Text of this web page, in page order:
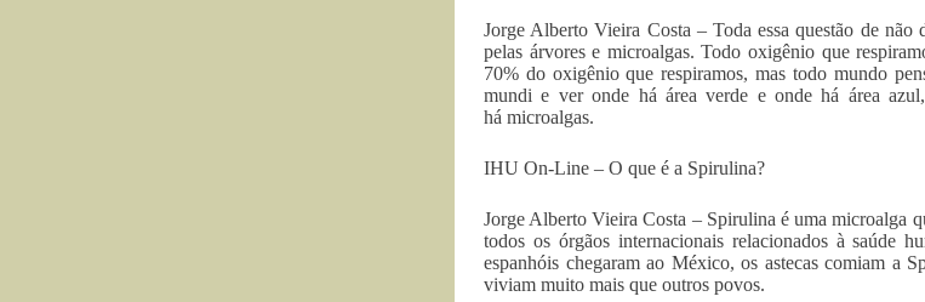
Jorge Alberto Vieira Costa – Toda essa questão de
pelas árvores e microalgas. Todo oxigênio que
70% do oxigênio que respiramos, mas todo mundo
mundi e ver onde há área verde e onde há área
há microalgas.
IHU On-Line – O que é a Spirulina?
Jorge Alberto Vieira Costa – Spirulina é uma microalga
todos os órgãos internacionais relacionados à saúde
espanhóis chegaram ao México, os astecas comiam a
viviam muito mais que outros povos.